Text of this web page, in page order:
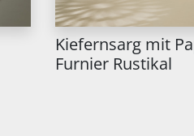
Kiefernsarg mit
Furnier Rustikal